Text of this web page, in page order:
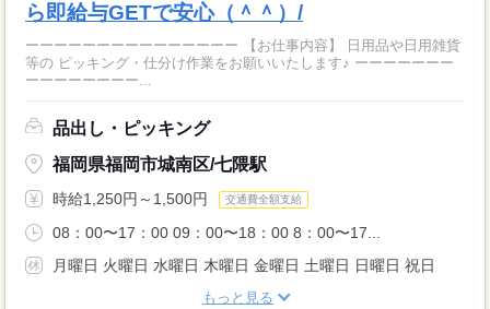
ら即給与GETで安心（＾＾）/
ーーーーーーーーーーーーーーー 【お仕事内容】 日用品や日用雑貨
等の ピッキング・仕分け作業をお願いいたします♪ ーーーーーーー
ーーーーーーーー...
品出し・ピッキング
福岡県福岡市城南区/七隈駅
時給1,250円～1,500円 交通費全額支給
08：00〜17：00 09：00〜18：00 8：00〜17...
月曜日 火曜日 水曜日 木曜日 金曜日 土曜日 日曜日 祝日
もっと見る